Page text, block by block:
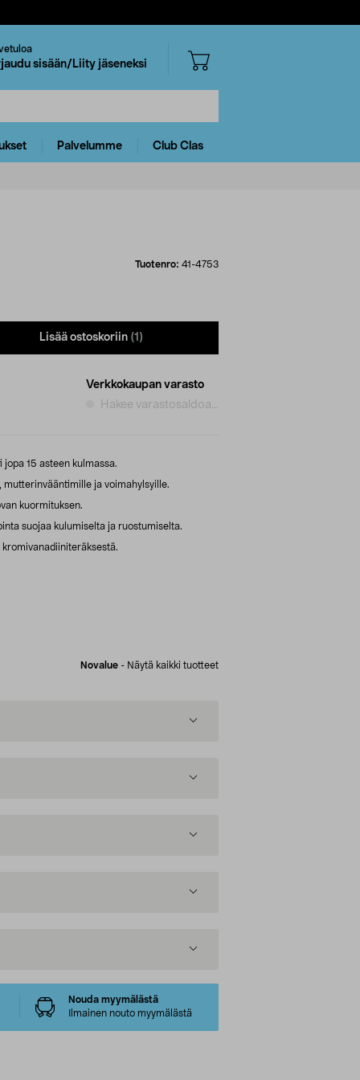
sisään/Liity jäseneksi
Palvelumme Club Clas
Tuotenro: 41-4753
Lisää ostoskoriin (1)
Verkkokaupan varasto
Hakee varastosaldoa...
15 asteen kulmassa.
ja voimahylsyille.
kuormituksen.
suojaa kulumiselta ja ruostumiselta.
Novalue - Näytä kaikki tuotteet
Nouda myymälästä
Ilmainen nouto myymälästä